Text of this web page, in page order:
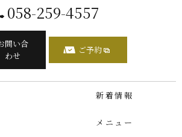
058-259-4557
問い合
わせ
ご予約
新着情報
メニュー